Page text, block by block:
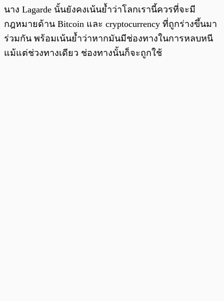
นาง Lagarde นั้นยังคงเน้นย้ำว่าโลกเรานี้ควรที่จะมี
กฎหมายด้าน Bitcoin และ cryptocurrency ที่ถูกร่างขึ้นมา
ร่วมกัน พร้อมเน้นย้ำว่าหากมันมีช่องทางในการหลบหนี
แม้แต่ช่วงทางเดียว ช่องทางนั้นก็จะถูกใช้